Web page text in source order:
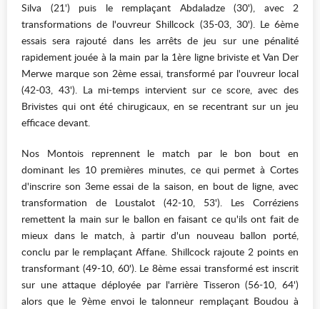
Silva (21') puis le remplaçant Abdaladze (30'), avec 2
transformations de l'ouvreur Shillcock (35-03, 30'). Le 6ème
essais sera rajouté dans les arrêts de jeu sur une pénalité
rapidement jouée à la main par la 1ère ligne briviste et Van Der
Merwe marque son 2ème essai, transformé par l'ouvreur local
(42-03, 43'). La mi-temps intervient sur ce score, avec des
Brivistes qui ont été chirugicaux, en se recentrant sur un jeu
efficace devant.
Nos Montois reprennent le match par le bon bout en
dominant les 10 premières minutes, ce qui permet à Cortes
d'inscrire son 3eme essai de la saison, en bout de ligne, avec
transformation de Loustalot (42-10, 53'). Les Corréziens
remettent la main sur le ballon en faisant ce qu'ils ont fait de
mieux dans le match, à partir d'un nouveau ballon porté,
conclu par le remplaçant Affane. Shillcock rajoute 2 points en
transformant (49-10, 60'). Le 8ème essai transformé est inscrit
sur une attaque déployée par l'arrière Tisseron (56-10, 64')
alors que le 9ème envoi le talonneur remplaçant Boudou à